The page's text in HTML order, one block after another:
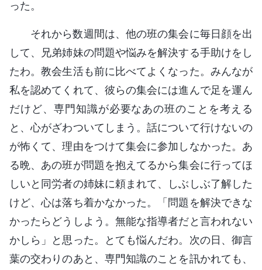
った。
それから数週間は、他の班の集会に毎日顔を出
して、兄弟姉妹の問題や悩みを解決する手助けをし
たわ。教会生活も前に比べてよくなった。みんなが
私を認めてくれて、彼らの集会には進んで足を運ん
だけど、専門知識が必要なあの班のことを考える
と、心がざわついてしまう。話について行けないの
が怖くて、理由をつけて集会に参加しなかった。あ
る晩、あの班が問題を抱えてるから集会に行ってほ
しいと同労者の姉妹に頼まれて、しぶしぶ了解した
けど、心は落ち着かなかった。「問題を解決できな
かったらどうしよう。無能な指導者だと言われない
かしら」と思った。とても悩んだわ。次の日、御言
葉の交わりのあと、専門知識のことを訊かれても、